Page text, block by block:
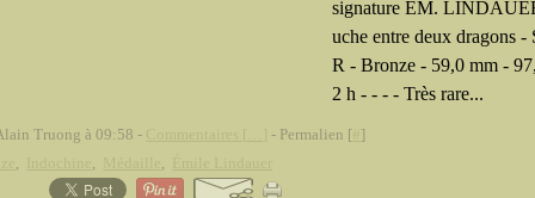
signature EM.
uche entre deux dragons -
R - Bronze - 59,0 mm -
2 h - - - - Très rare...
Truong à 09:58 - - Permalien [ ]
, , ,